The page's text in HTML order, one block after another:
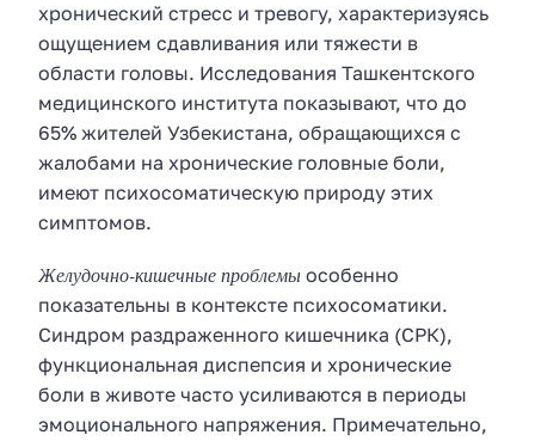
хронический стресс и тревогу, характеризуясь
ощущением сдавливания или тяжести в
области головы. Исследования Ташкентского
медицинского института показывают, что до
65% жителей Узбекистана, обращающихся с
жалобами на хронические головные боли,
имеют психосоматическую природу этих
симптомов.
Желудочно-кишечные проблемы особенно
показательны в контексте психосоматики.
Синдром раздраженного кишечника (СРК),
функциональная диспепсия и хронические
боли в животе часто усиливаются в периоды
эмоционального напряжения. Примечательно,